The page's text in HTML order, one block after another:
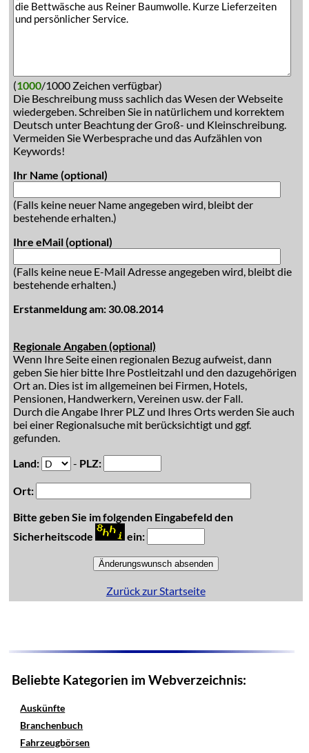
(1000/1000 Zeichen verfügbar)
Die Beschreibung muss sachlich das Wesen der Webseite
wiedergeben. Schreiben Sie in natürlichem und korrektem
Deutsch unter Beachtung der Groß- und Kleinschreibung.
Vermeiden Sie Werbesprache und das Aufzählen von
Keywords!
Ihr Name (optional)
(Falls keine neuer Name angegeben wird, bleibt der
bestehende erhalten.)
Ihre eMail (optional)
(Falls keine neue E-Mail Adresse angegeben wird, bleibt die
bestehende erhalten.)
Erstanmeldung am: 30.08.2014
Regionale Angaben (optional)
Wenn Ihre Seite einen regionalen Bezug aufweist, dann
geben Sie hier bitte Ihre Postleitzahl und den dazugehörigen
Ort an. Dies ist im allgemeinen bei Firmen, Hotels,
Pensionen, Handwerkern, Vereinen usw. der Fall.
Durch die Angabe Ihrer PLZ und Ihres Orts werden Sie auch
bei einer Regionalsuche mit berücksichtigt und ggf.
gefunden.
Land:
- PLZ:
Ort:
Bitte geben Sie im folgenden Eingabefeld den
Sicherheitscode
ein:
Zurück zur Startseite
Beliebte Kategorien im Webverzeichnis:
Auskünfte
Branchenbuch
Fahrzeugbörsen